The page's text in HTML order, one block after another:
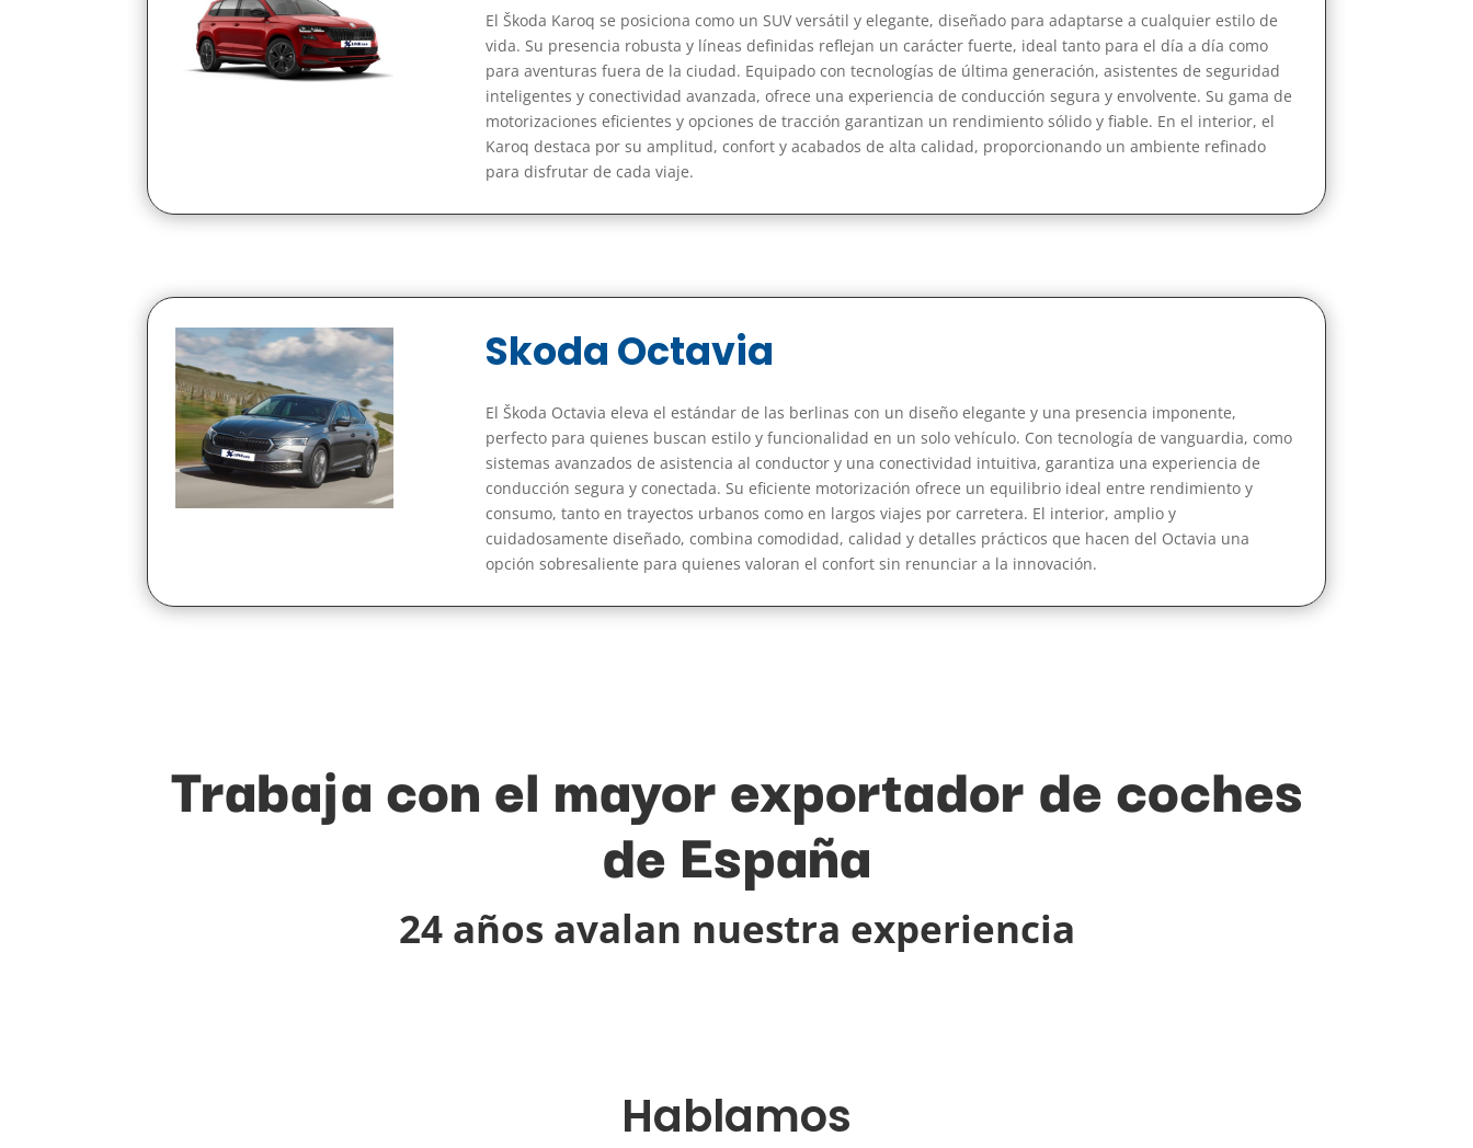
El Škoda Karoq se posiciona como un SUV versátil y elegante, diseñado para adaptarse a cualquier estilo de
vida. Su presencia robusta y líneas definidas reflejan un carácter fuerte, ideal tanto para el día a día como
para aventuras fuera de la ciudad. Equipado con tecnologías de última generación, asistentes de seguridad
inteligentes y conectividad avanzada, ofrece una experiencia de conducción segura y envolvente. Su gama de
motorizaciones eficientes y opciones de tracción garantizan un rendimiento sólido y fiable. En el interior, el
Karoq destaca por su amplitud, confort y acabados de alta calidad, proporcionando un ambiente refinado
para disfrutar de cada viaje.
Skoda Octavia
El Škoda Octavia eleva el estándar de las berlinas con un diseño elegante y una presencia imponente,
perfecto para quienes buscan estilo y funcionalidad en un solo vehículo. Con tecnología de vanguardia, como
sistemas avanzados de asistencia al conductor y una conectividad intuitiva, garantiza una experiencia de
conducción segura y conectada. Su eficiente motorización ofrece un equilibrio ideal entre rendimiento y
consumo, tanto en trayectos urbanos como en largos viajes por carretera. El interior, amplio y
cuidadosamente diseñado, combina comodidad, calidad y detalles prácticos que hacen del Octavia una
opción sobresaliente para quienes valoran el confort sin renunciar a la innovación.
Trabaja con el mayor exportador de coches
de España
24 años avalan nuestra experiencia
Hablamos